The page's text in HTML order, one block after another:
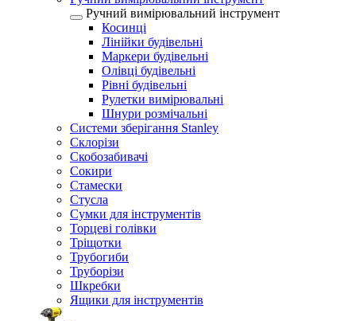
Ручний вимірювальний інструмент
Косинці
Лінійки будівельні
Маркери будівельні
Олівці будівельні
Рівні будівельні
Рулетки вимірювальні
Шнури розмічальні
Системи зберігання Stanley
Склорізи
Скобозабивачі
Сокири
Стамески
Стусла
Сумки для інструментів
Торцеві голівки
Тріщотки
Трубогиби
Труборізи
Шкребки
Ящики для інструментів